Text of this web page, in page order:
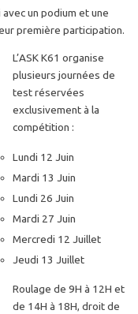
un podium et une
première participation.
L’ASK K61 organise
plusieurs journées de
test réservées
exclusivement à la
compétition :
Lundi 12 Juin
Mardi 13 Juin
Lundi 26 Juin
Mardi 27 Juin
Mercredi 12 Juillet
Jeudi 13 Juillet
Roulage de 9H à 12H et
de 14H à 18H, droit de